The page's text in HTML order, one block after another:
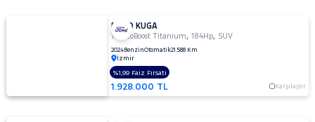
FORD KUGA
1.5 EcoBoost Titanium,184Hp, SUV
2024BenzinOtomatik21.588 Km
İzmir
1.928.000 TL Karşılaştır
%1,99 Faiz Fırsatı